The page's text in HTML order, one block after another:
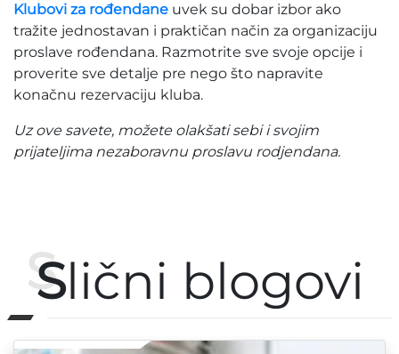
Klubovi za rođendane uvek su dobar izbor ako
tražite jednostavan i praktičan način za organizaciju
proslave rođendana. Razmotrite sve svoje opcije i
proverite sve detalje pre nego što napravite
konačnu rezervaciju kluba.
Uz ove savete, možete olakšati sebi i svojim
prijateljima nezaboravnu proslavu rodjendana.
Slični blogovi